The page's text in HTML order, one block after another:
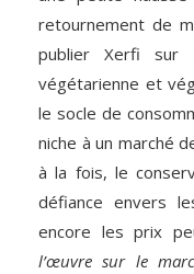
retournement de
publier Xerfi sur
végétarienne et
le socle de
niche à un marché
à la fois, le
défiance envers
encore les prix
l’œuvre sur le